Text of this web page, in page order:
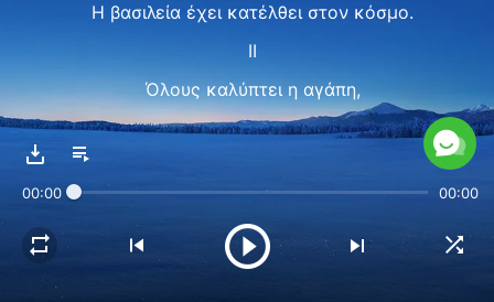
Η βασιλεία έχει κατέλθει στον κόσμο.
II
Όλους καλύπτει η αγάπη,
η ευσπλαχνία του Θεού,
ακόμα κι όταν είχαν διαφθαρεί.
00:00 00:00